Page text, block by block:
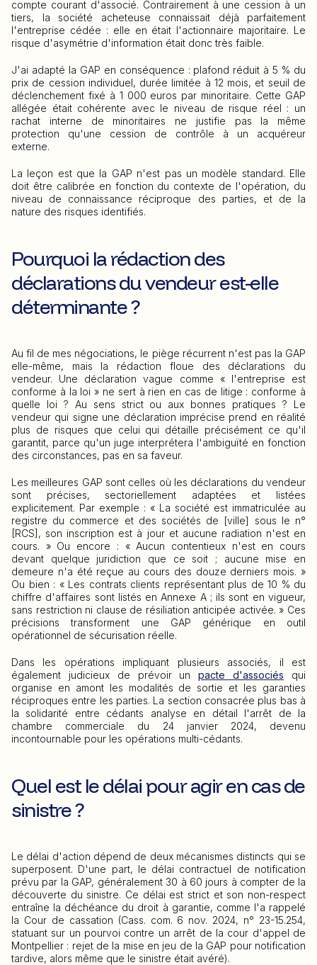
compte courant d'associé. Contrairement à une cession à un
tiers, la société acheteuse connaissait déjà parfaitement
l'entreprise cédée : elle en était l'actionnaire majoritaire. Le
risque d'asymétrie d'information était donc très faible.
J'ai adapté la GAP en conséquence : plafond réduit à 5 % du
prix de cession individuel, durée limitée à 12 mois, et seuil de
déclenchement fixé à 1 000 euros par minoritaire. Cette GAP
allégée était cohérente avec le niveau de risque réel : un
rachat interne de minoritaires ne justifie pas la même
protection qu'une cession de contrôle à un acquéreur
externe.
La leçon est que la GAP n'est pas un modèle standard. Elle
doit être calibrée en fonction du contexte de l'opération, du
niveau de connaissance réciproque des parties, et de la
nature des risques identifiés.
Pourquoi la rédaction des
déclarations du vendeur est-elle
déterminante ?
Au fil de mes négociations, le piège récurrent n'est pas la GAP
elle-même, mais la rédaction floue des déclarations du
vendeur. Une déclaration vague comme « l'entreprise est
conforme à la loi » ne sert à rien en cas de litige : conforme à
quelle loi ? Au sens strict ou aux bonnes pratiques ? Le
vendeur qui signe une déclaration imprécise prend en réalité
plus de risques que celui qui détaille précisément ce qu'il
garantit, parce qu'un juge interprétera l'ambiguïté en fonction
des circonstances, pas en sa faveur.
Les meilleures GAP sont celles où les déclarations du vendeur
sont précises, sectoriellement adaptées et listées
explicitement. Par exemple : « La société est immatriculée au
registre du commerce et des sociétés de [ville] sous le n°
[RCS], son inscription est à jour et aucune radiation n'est en
cours. » Ou encore : « Aucun contentieux n'est en cours
devant quelque juridiction que ce soit ; aucune mise en
demeure n'a été reçue au cours des douze derniers mois. »
Ou bien : « Les contrats clients représentant plus de 10 % du
chiffre d'affaires sont listés en Annexe A ; ils sont en vigueur,
sans restriction ni clause de résiliation anticipée activée. » Ces
précisions transforment une GAP générique en outil
opérationnel de sécurisation réelle.
Dans les opérations impliquant plusieurs associés, il est
également judicieux de prévoir unpacte d'associés qui
organise en amont les modalités de sortie et les garanties
réciproques entre les parties. La section consacrée plus bas à
la solidarité entre cédants analyse en détail l'arrêt de la
chambre commerciale du 24 janvier 2024, devenu
incontournable pour les opérations multi-cédants.
Quel est le délai pour agir en cas de
sinistre ?
Le délai d'action dépend de deux mécanismes distincts qui se
superposent. D'une part, le délai contractuel de notification
prévu par la GAP, généralement 30 à 60 jours à compter de la
découverte du sinistre. Ce délai est strict et son non-respect
entraîne la déchéance du droit à garantie, comme l'a rappelé
la Cour de cassation (Cass. com. 6 nov. 2024, n° 23-15.254,
statuant sur un pourvoi contre un arrêt de la cour d'appel de
Montpellier : rejet de la mise en jeu de la GAP pour notification
tardive, alors même que le sinistre était avéré).